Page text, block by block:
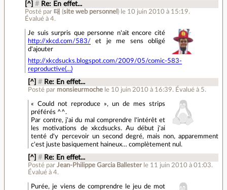
[^] # Re: En effet...
Posté par 태 (site web personnel ) le 10 juin 2010 à 15:19.
Évalué à 4.
Je suis surpris que personne n'ait encore cité
http://xkcd.com/583/ et je me sens obligé
d'ajouter
http://xkcdsucks.blogspot.com/2009/05/comic-583-
reproductive(...)
[^] # Re: En effet...
Posté par monsieurmoche le 10 juin 2010 à 16:39. Évalué à 5.
« Could not reproduce », un de mes strips
préférés ^^.
Par contre, j'ai du mal comprendre l'intérêt et
les motivations de xkcdsucks. Au début j'ai
tenté d'y percevoir un second degré, mais non, apparemment
c'est juste basiquement haineux… complètement nul.
[^] # Re: En effet...
Posté parJean-Philippe Garcia Ballester le 11 juin 2010 à 01:03.
Évalué à4.
Purée, je viens de comprendre le jeu de mot